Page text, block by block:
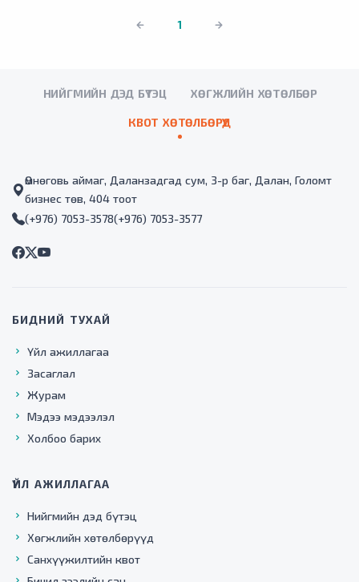
1
НИЙГМИЙН ДЭД БҮТЭЦ ХӨГЖЛИЙН ХӨТӨЛБӨР
КВОТ ХӨТӨЛБӨРҮҮД
Өмнөговь аймаг, Даланзадгад сум, 3-р баг, Далан, Голомт
бизнес төв, 404 тоот
(+976) 7053-3578(+976) 7053-3577
БИДНИЙ ТУХАЙ
Үйл ажиллагаа
Засаглал
Журам
Мэдээ мэдээлэл
Холбоо барих
ҮЙЛ АЖИЛЛАГАА
Нийгмийн дэд бүтэц
Хөгжлийн хөтөлбөрүүд
Санхүүжилтийн квот